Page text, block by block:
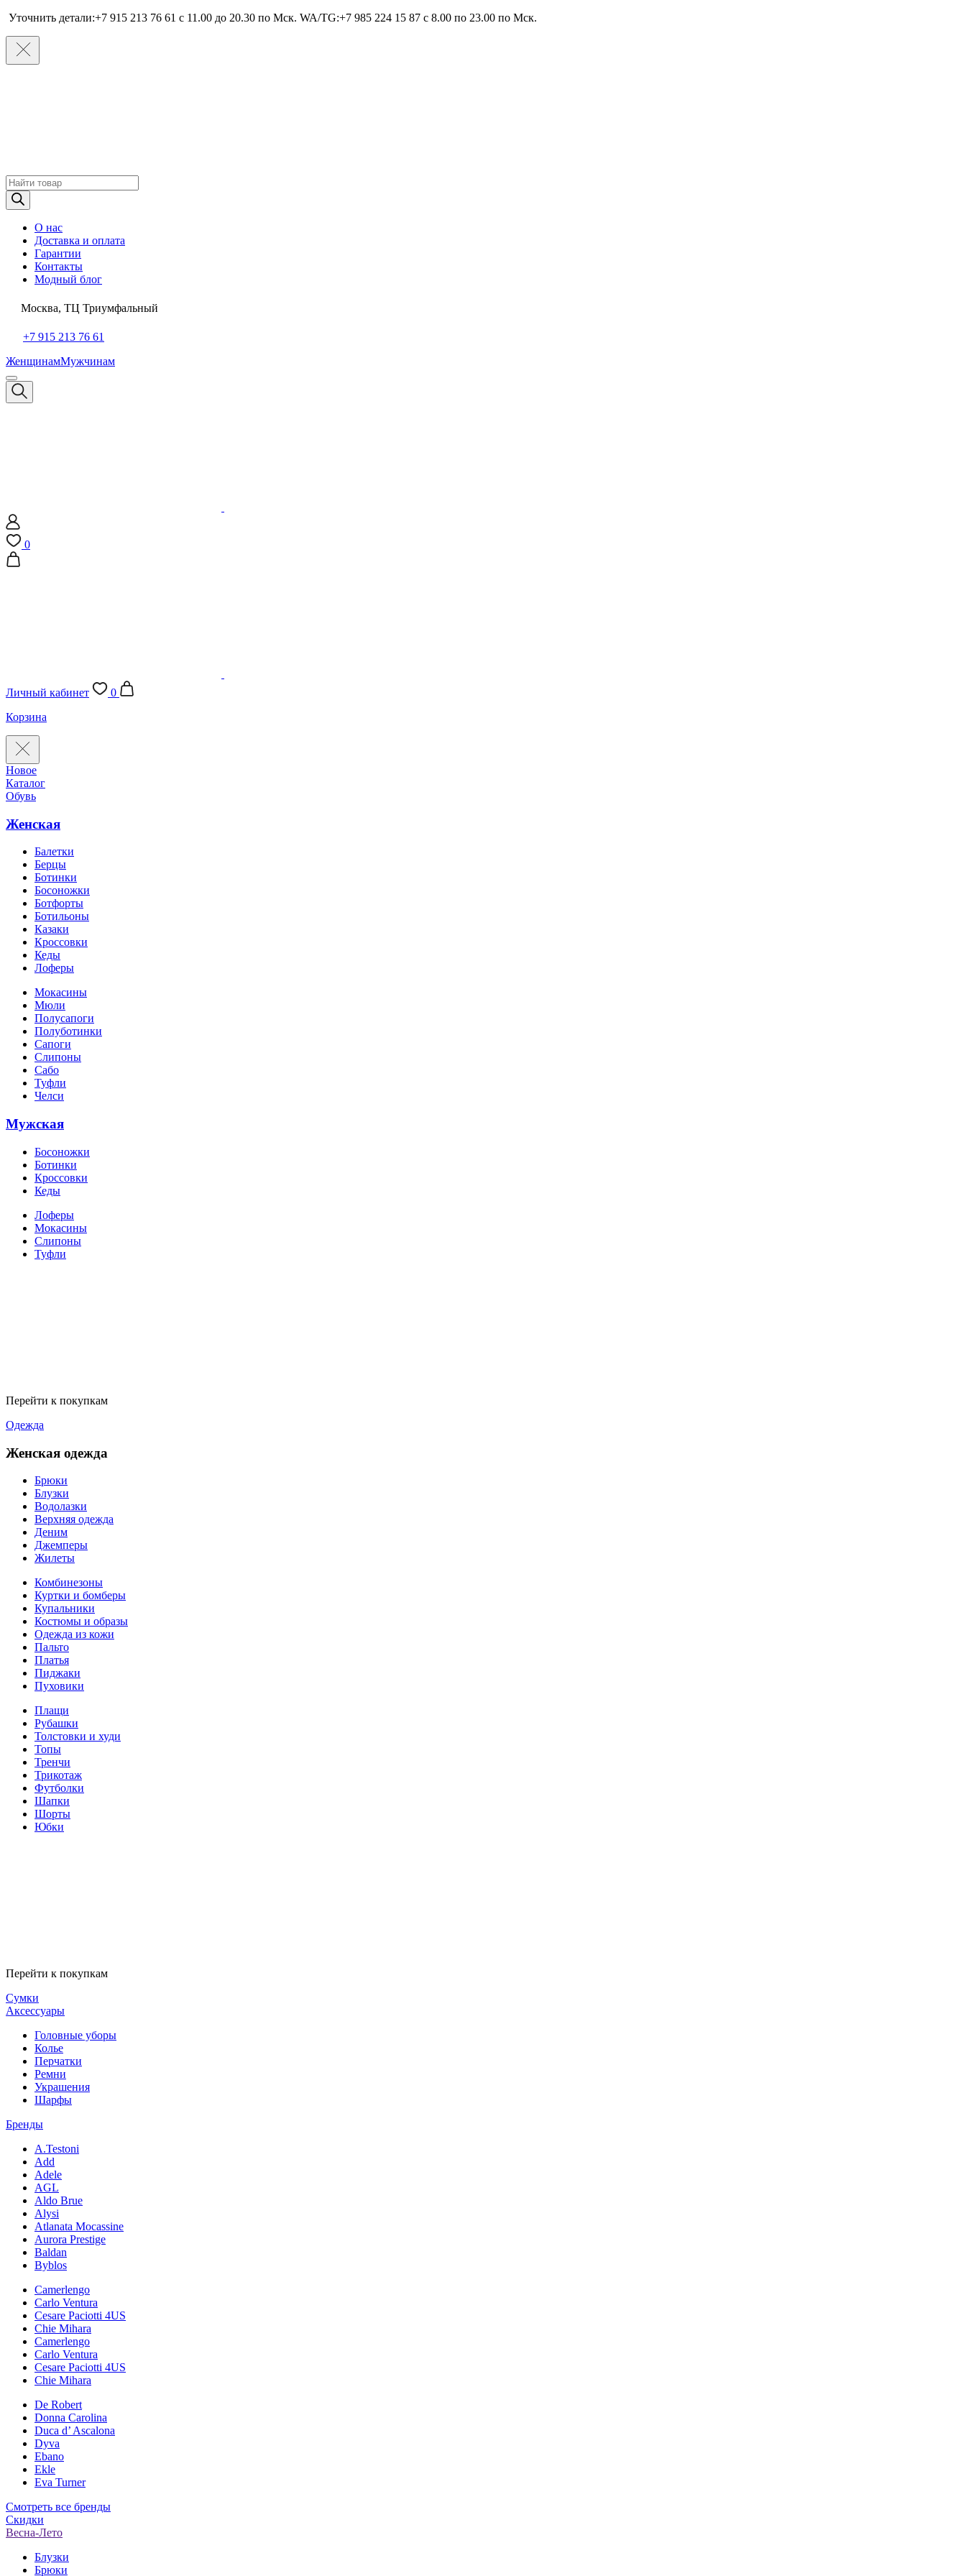
Уточнить детали:+7 915 213 76 61 c 11.00 до 20.30 по Мcк. WA/TG:+7 985 224 15 87 c 8.00 по 23.00 по Мcк.
Поиск
товаров
О нас
Доставка и оплата
Гарантии
Контакты
Модный блог
Москва, ТЦ Триумфальный
+7 915 213 76 61
ЖенщинамМужчинам
0
Личный кабинет
0
Корзина
Новое
Каталог
Обувь
Женская
Балетки
Берцы
Ботинки
Босоножки
Ботфорты
Ботильоны
Казаки
Кроссовки
Кеды
Лоферы
Мокасины
Мюли
Полусапоги
Полуботинки
Сапоги
Слипоны
Сабо
Туфли
Челси
Мужская
Босоножки
Ботинки
Кроссовки
Кеды
Лоферы
Мокасины
Слипоны
Туфли
Перейти к покупкам
Одежда
Женская одежда
Брюки
Блузки
Водолазки
Верхняя одежда
Деним
Джемперы
Жилеты
Комбинезоны
Куртки и бомберы
Купальники
Костюмы и образы
Одежда из кожи
Пальто
Платья
Пиджаки
Пуховики
Плащи
Рубашки
Толстовки и худи
Топы
Тренчи
Трикотаж
Футболки
Шапки
Шорты
Юбки
Перейти к покупкам
Сумки
Аксессуары
Головные уборы
Колье
Перчатки
Ремни
Украшения
Шарфы
Бренды
A.Testoni
Add
Adele
AGL
Aldo Brue
Alysi
Atlanata Mocassine
Aurora Prestige
Baldan
Byblos
Camerlengo
Carlo Ventura
Cesare Paciotti 4US
Chie Mihara
Camerlengo
Carlo Ventura
Cesare Paciotti 4US
Chie Mihara
De Robert
Donna Carolina
Duca d’ Ascalona
Dyva
Ebano
Ekle
Eva Turner
Смотреть все бренды
Скидки
Весна-Лето
Блузки
Брюки